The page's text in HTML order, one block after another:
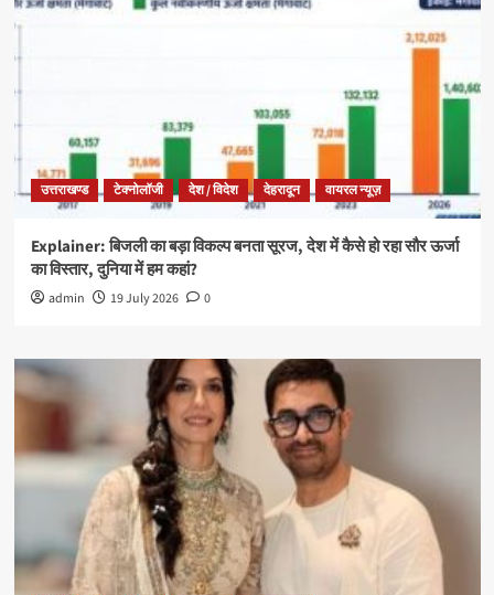
उत्तराखण्ड टेक्नोलॉजी देश / विदेश देहरादून वायरल न्यूज़
Explainer: बिजली का बड़ा विकल्प बनता सूरज, देश में कैसे हो रहा सौर ऊर्जा
का विस्तार, दुनिया में हम कहां?
admin 19 July 2026 0